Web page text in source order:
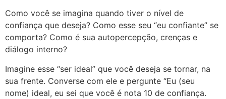
Como você se imagina quando tiver o nível de
confiança que deseja? Como esse seu “eu confiante” se
comporta? Como é sua autopercepção, crenças e
diálogo interno?
Imagine esse “ser ideal” que você deseja se tornar, na
sua frente. Converse com ele e pergunte “Eu (seu
nome) ideal, eu sei que você é nota 10 de confiança.